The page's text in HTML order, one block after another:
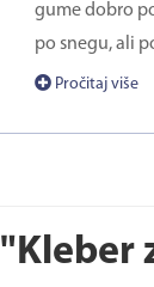
gume dobro
po snegu, ali
Pročitaj više
"Kleber